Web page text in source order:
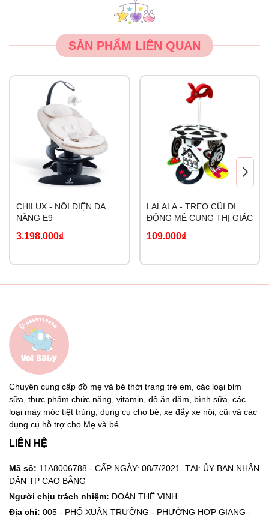
SẢN PHẨM LIÊN QUAN
CHILUX - NÔI ĐIỆN ĐA
NĂNG E9
3.198.000₫
LALALA - TREO CŨI DI
ĐỘNG MÊ CUNG THỊ GIÁC
109.000₫
Chuyên cung cấp đồ mẹ và bé thời trang trẻ em, các loại bỉm
sữa, thực phẩm chức năng, vitamin, đồ ăn dặm, bình sữa, các
loại máy móc tiệt trùng, dụng cụ cho bé, xe đẩy xe nôi, cũi và các
dụng cụ hỗ trợ cho Mẹ và bé...
LIÊN HỆ
Mã số: 11A8006788 - CẤP NGÀY: 08/7/2021. TẠI: ỦY BAN NHÂN
DÂN TP CAO BẰNG
Người chịu trách nhiệm: ĐOÀN THẾ VINH
Địa chỉ: 005 - PHỐ XUÂN TRƯỜNG - PHƯỜNG HỢP GIANG -